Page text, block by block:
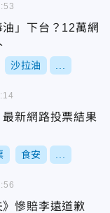
」下台？12萬網
沙拉油
新網路投票結果
食安
慘賠李遠道歉